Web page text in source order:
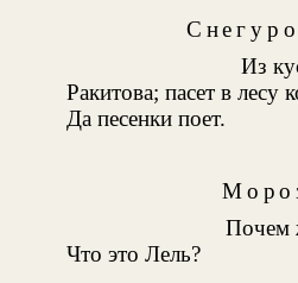
Из
Ракитова; пасет в лесу
Да песенки поет.
Почем
Что это Лель?